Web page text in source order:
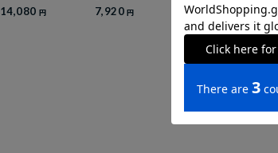
14,080 円
R FIT”
7,920円